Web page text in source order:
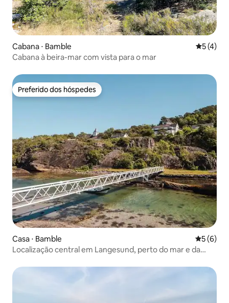
Cabana ⋅ Bamble 5 de
5 (4)
Cabana à beira-mar com vista para o mar
Preferido dos hóspedes
Preferido dos hóspedes
Casa ⋅ Bamble 5 de
5 (6)
Localização central em Langesund, perto do mar e da